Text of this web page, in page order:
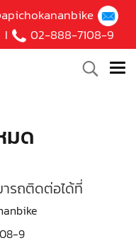
I 02-888-7108-9
มด
ารถติดต่อได้ที่
9